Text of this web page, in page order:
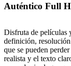
Auténtico Full
Disfruta de películas
definición,
que se pueden
realista y el texto